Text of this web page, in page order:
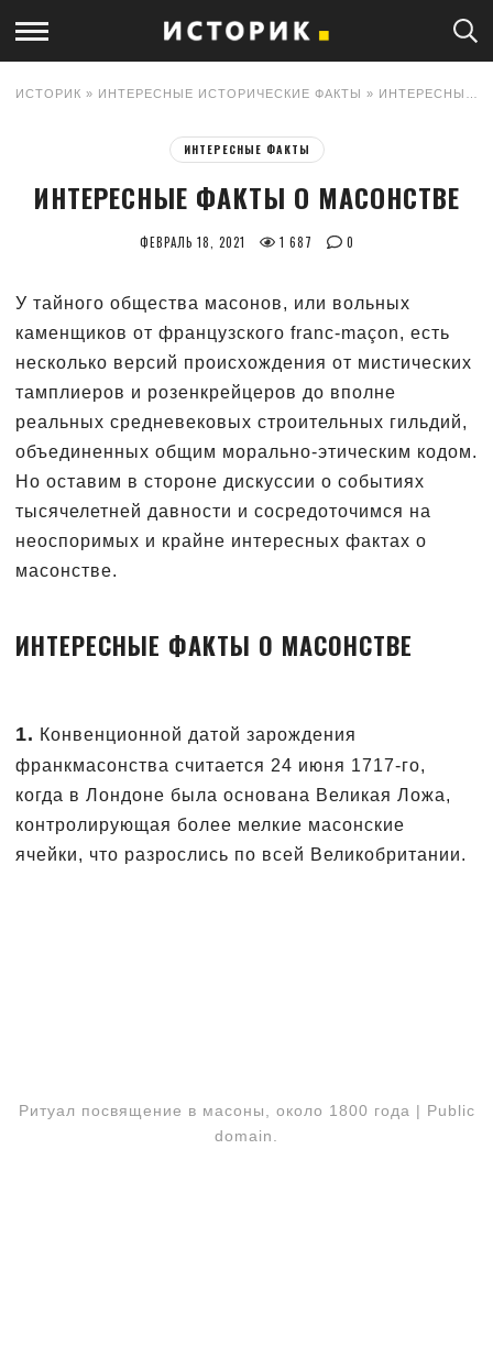
ИСТОРИК » ИНТЕРЕСНЫЕ ИСТОРИЧЕСКИЕ ФАКТЫ » ИНТЕРЕСНЫЕ ФАКТЫ О МАСОНСТВЕ
ИНТЕРЕСНЫЕ ФАКТЫ
ИНТЕРЕСНЫЕ ФАКТЫ О МАСОНСТВЕ
ФЕВРАЛЬ 18, 2021 1 687 0
У тайного общества масонов, или вольных
каменщиков от французского franc-maçon, есть
несколько версий происхождения от мистических
тамплиеров и розенкрейцеров до вполне
реальных средневековых строительных гильдий,
объединенных общим морально-этическим кодом.
Но оставим в стороне дискуссии о событиях
тысячелетней давности и сосредоточимся на
неоспоримых и крайне интересных фактах о
масонстве.
ИНТЕРЕСНЫЕ ФАКТЫ О МАСОНСТВЕ
1. Конвенционной датой зарождения
франкмасонства считается 24 июня 1717-го,
когда в Лондоне была основана Великая Ложа,
контролирующая более мелкие масонские
ячейки, что разрослись по всей Великобритании.
Ритуал посвящение в масоны, около 1800 года | Public
domain.